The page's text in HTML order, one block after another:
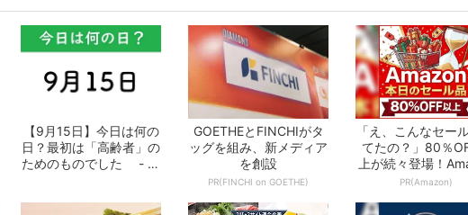
【9月15日】今日は何の
日？最初は「高齢者」の
ためのものでした - お
GOETHEとFINCHIがタ
ッグを組み、新メディア
を創設
PR(FINCHI on GOETHE)
「え、こんなセー
てたの？」80％
上が続々登場！
の本気が...
PR(Amazon)